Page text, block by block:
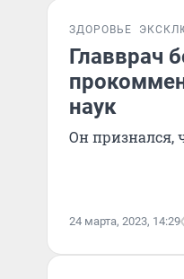
ЗДОРОВЬЕ
Главврач
наук
Он признался,
24 марта, 2023, 14:29